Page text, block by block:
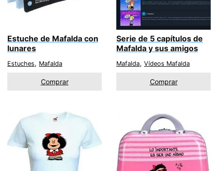
Estuche de Mafalda con
lunares
Estuches, Mafalda
Comprar
Serie de 5 capítulos de
Mafalda y sus amigos
Mafalda, Vídeos Mafalda
Comprar